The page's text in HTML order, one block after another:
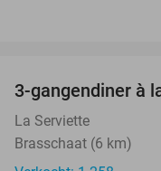
3-gangendiner à
La Serviette
Brasschaat (6 km)